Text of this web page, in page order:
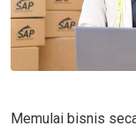
Memulai bisnis